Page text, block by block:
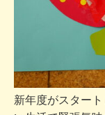
新年度がスター